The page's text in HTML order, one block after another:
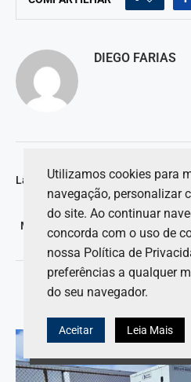
DIEGO FARIAS
Lando Norris sobre como melhorar
Marc Márquez ficará de fora de
acidente no GP
VOCÊ TAMBÉM
Utilizamos cookies para
navegação, personalizar
do site. Ao continuar
concorda com o uso de
nossa Política de
preferências a qualquer
do seu navegador.
Aceitar Leia Mais